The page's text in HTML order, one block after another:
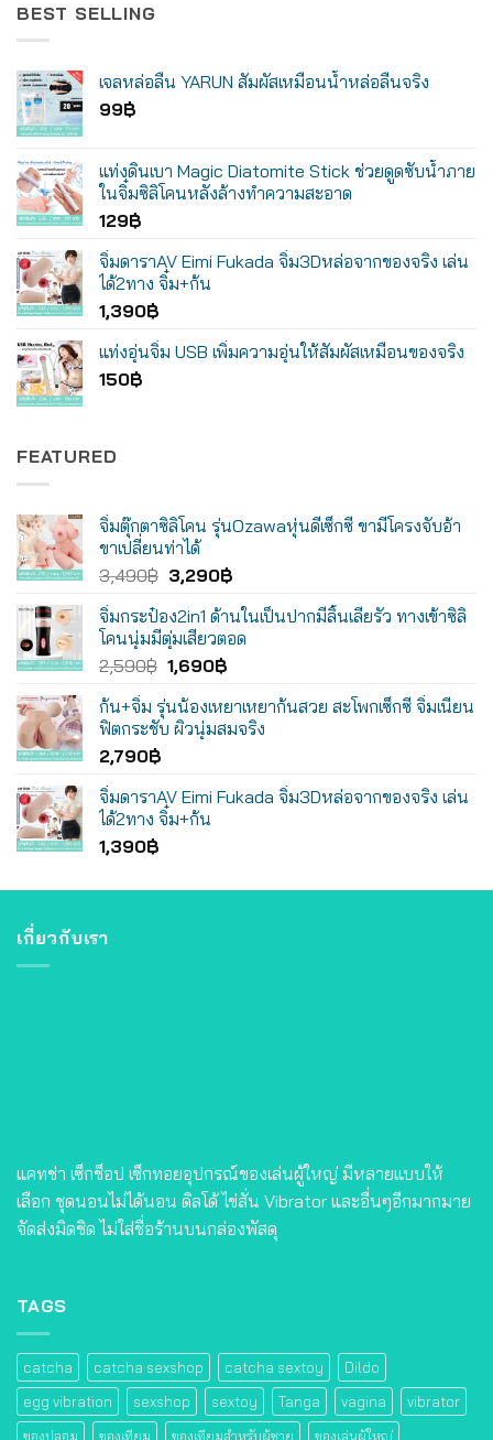
BEST SELLING
เจลหล่อลื่น YARUN สัมผัสเหมือนน้ำหล่อลื่นจริง
99฿
แท่งดินเบา Magic Diatomite Stick ช่วยดูดซับน้ำภาย
ในจิ๋มซิลิโคนหลังล้างทำความสะอาด
129฿
จิ๋มดาราAV Eimi Fukada จิ๋ม3Dหล่อจากของจริง เล่น
ได้2ทาง จิ๋ม+ก้น
1,390฿
แท่งอุ่นจิ๋ม USB เพิ่มความอุ่นให้สัมผัสเหมือนของจริง
150฿
FEATURED
จิ๋มตุ๊กตาซิลิโคน รุ่นOzawaหุ่นดีเซ็กซี่ ขามีโครงจับอ้า
ขาเปลี่ยนท่าได้
3,490฿ Original
was:
3,490฿.
3,290฿Current
is:
3,290฿.
จิ๋มกระป๋อง2in1 ด้านในเป็นปากมีลิ้นเลียรัว ทางเข้าซิลิ
โคนนุ่มมีตุ่มเสียวตอด
2,590฿ Original
was:
2,590฿.
1,690฿Current
is:
1,690฿.
ก้น+จิ๋ม รุ่นน้องเหยาเหยาก้นสวย สะโพกเซ็กซี่ จิ๋มเนียน
ฟิตกระชับ ผิวนุ่มสมจริง
2,790฿
จิ๋มดาราAV Eimi Fukada จิ๋ม3Dหล่อจากของจริง เล่น
ได้2ทาง จิ๋ม+ก้น
1,390฿
เกี่ยวกับเรา
TAGS
egg vibration
ของปลอม
ของเทียม ของเทียมสําหรับผู้ชาย
ของเล่นผู้ใหญ่
ของเล่นผู้ใหญ่ lazada
ของเล่น ผู้ใหญ่ pantip
ของเล่นผู้ใหญ่ คือ
ของเล่นผู้ใหญ่ชาย
ของเล่น ผู้ใหญ่ ซื้อ ที่ไหน ของเล่นผู้ใหญ่ ผู้หญิง รีวิว